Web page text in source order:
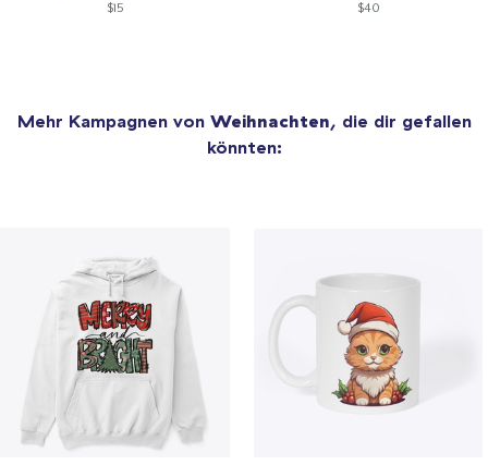
$15 $40
Mehr Kampagnen von Weihnachten, die dir gefallen
könnten: